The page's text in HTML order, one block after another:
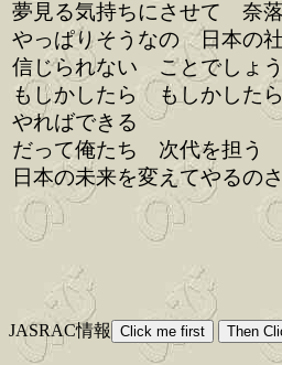
夢見る気持ちにさせて 奈
やっぱりそうなの 日本の
信じられない ことでしょ
もしかしたら もしかしたら
やればできる
だって俺たち 次代を担う
日本の未来を変えてやるの
JASRAC情報